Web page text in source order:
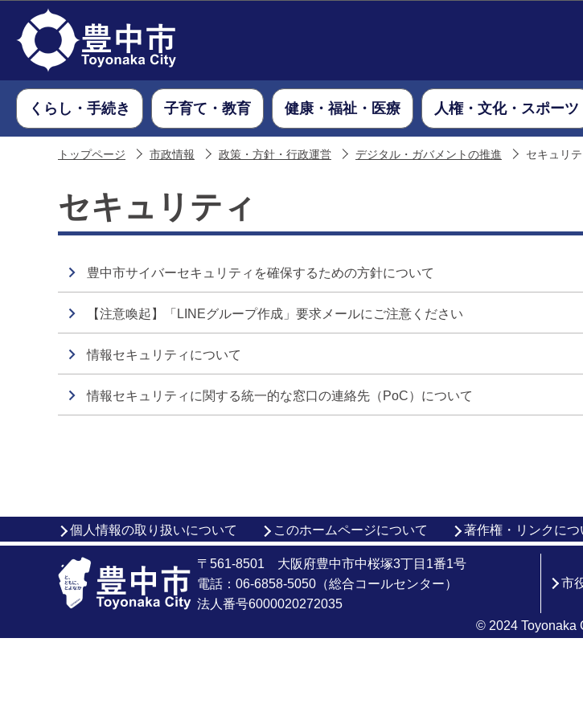
くらし・手続き 子育て・教育 健康・福祉・医療 人権・文化・スポーツ
トップページ 市政情報 政策・方針・行政運営 デジタル・ガバメントの推進 セキュリテ
セキュリティ
豊中市サイバーセキュリティを確保するための方針について
【注意喚起】「LINEグループ作成」要求メールにご注意ください
情報セキュリティについて
情報セキュリティに関する統一的な窓口の連絡先（PoC）について
個人情報の取り扱いについて このホームページについて 著作権・リンクにつ
〒561-8501 大阪府豊中市中桜塚3丁目1番1号
電話：06-6858-5050（総合コールセンター）
法人番号6000020272035
市
© 2024 Toyonaka